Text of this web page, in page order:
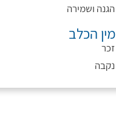
הגנה ושמירה
מין הכלב
זכר
נקבה